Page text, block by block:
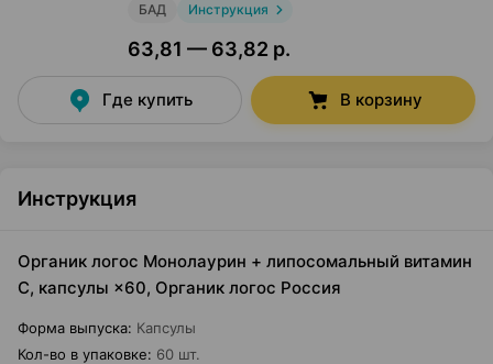
БАД Инструкция
63,81 — 63,82 р.
Где купить В корзину
Инструкция
Органик логос Монолаурин + липосомальный витамин
C, капсулы ×60, Органик логос Россия
Форма выпуска: Капсулы
Кол-во в упаковке: 60 шт.